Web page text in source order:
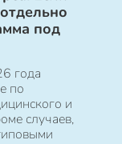
под
года
по
и
случаев,